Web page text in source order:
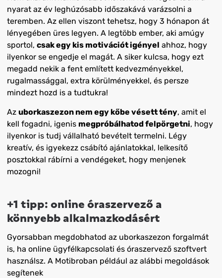
nyarat az év leghúzósabb időszakává varázsolni a
teremben. Az ellen viszont tehetsz, hogy 3 hónapon át
lényegében üres legyen. A legtöbb ember, aki amúgy
sportol, csak egy kis motivációt igényel ahhoz, hogy
ilyenkor se engedje el magát. A siker kulcsa, hogy ezt
megadd nekik a fent említett kedvezményekkel,
rugalmassággal, extra körülményekkel, és persze
mindezt hozd is a tudtukra!
Az uborkaszezon nem egy kőbe vésett tény, amit el
kell fogadni, igenis megpróbálhatod felpörgetni, hogy
ilyenkor is tudj vállalható bevételt termelni. Légy
kreatív, és igyekezz csábító ajánlatokkal, lelkesítő
posztokkal rábírni a vendégeket, hogy menjenek
mozogni!
+1 tipp: online óraszervező a
könnyebb alkalmazkodásért
Gyorsabban megdobhatod az uborkaszezon forgalmát
is, ha online ügyfélkapcsolati és óraszervező szoftvert
használsz. A Motibroban például az alábbi megoldások
segítenek